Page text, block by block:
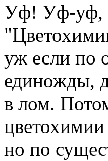
Уф! Уф-уф,
уж если по
единожды,
в лом.
но по